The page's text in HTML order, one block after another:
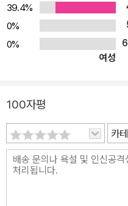
39.4%
0%
0%
여성
100자평
카